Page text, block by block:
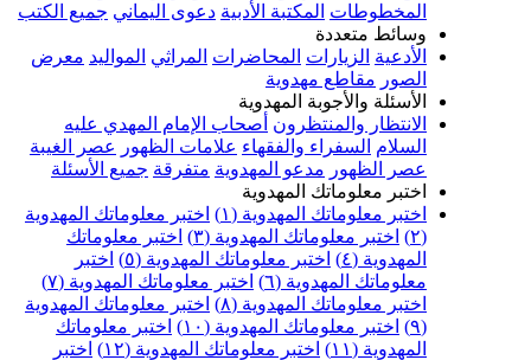
المكتبة الأدبية دعوى اليماني جميع الكتب
متعددة
الزيارات المحاضرات المراثي المواليد معرض
مقاطع مهدوية
والأجوبة المهدوية
والمنتظرون أصحاب الإمام المهدي عليه
السفراء والفقهاء علامات الظهور عصر الغيبة
مدعو المهدوية متفرقة جميع الأسئلة
معلوماتك المهدوية
معلوماتك المهدوية (١)
اختبر معلوماتك المهدوية
اختبر معلوماتك المهدوية (٣)
اختبر معلوماتك
اختبر معلوماتك المهدوية (٥)
اختبر
المهدوية (٦)
اختبر معلوماتك المهدوية (٧)
معلوماتك المهدوية (٨)
اختبر معلوماتك المهدوية
اختبر معلوماتك المهدوية (١٠)
اختبر معلوماتك
اختبر معلوماتك المهدوية (١٢)
اختبر